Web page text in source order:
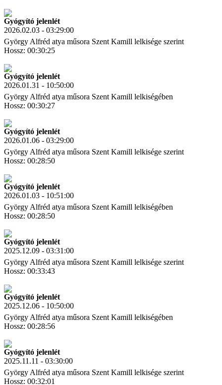
Gyógyító jelenlét
2026.02.03 - 03:29:00
György Alfréd atya műsora Szent Kamill lelkisége szerint
Hossz: 00:30:25
Gyógyító jelenlét
2026.01.31 - 10:50:00
György Alfréd atya műsora Szent Kamill lelkiségében
Hossz: 00:30:27
Gyógyító jelenlét
2026.01.06 - 03:29:00
György Alfréd atya műsora Szent Kamill lelkisége szerint
Hossz: 00:28:50
Gyógyító jelenlét
2026.01.03 - 10:51:00
György Alfréd atya műsora Szent Kamill lelkiségében
Hossz: 00:28:50
Gyógyító jelenlét
2025.12.09 - 03:31:00
György Alfréd atya műsora Szent Kamill lelkisége szerint
Hossz: 00:33:43
Gyógyító jelenlét
2025.12.06 - 10:50:00
György Alfréd atya műsora Szent Kamill lelkiségében
Hossz: 00:28:56
Gyógyító jelenlét
2025.11.11 - 03:30:00
György Alfréd atya műsora Szent Kamill lelkisége szerint
Hossz: 00:32:01